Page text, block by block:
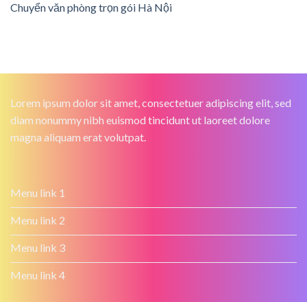
Chuyển văn phòng trọn gói Hà Nội
Lorem ipsum dolor sit amet, consectetuer adipiscing elit, sed
diam nonummy nibh euismod tincidunt ut laoreet dolore
magna aliquam erat volutpat.
Menu link 1
Menu link 2
Menu link 3
Menu link 4